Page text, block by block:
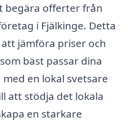
begära offerter från
i Fjälkinge. Detta
jämföra priser och
bäst passar dina
en lokal svetsare
att stödja det lokala
en starkare